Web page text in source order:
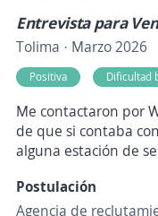
Entrevista para
Tolima · Marzo 2026
Positiva Dificultad
Me contactaron por
de que si contaba
alguna estación de
Postulación
Agencia de